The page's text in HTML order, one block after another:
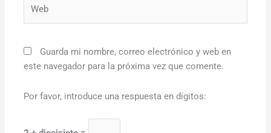
Guarda mi nombre, correo electrónico y web en
este navegador para la próxima vez que comente.
Por favor, introduce una respuesta en dígitos: